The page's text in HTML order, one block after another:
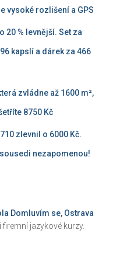
vysoké rozlišení a GPS
20 % levnější. Set za
kapslí a dárek za 466
zvládne až 1600 m²,
8750 Kč
zlevnil o 6000 Kč.
nezapomenou!
Domluvím se, Ostrava
jazykové kurzy.